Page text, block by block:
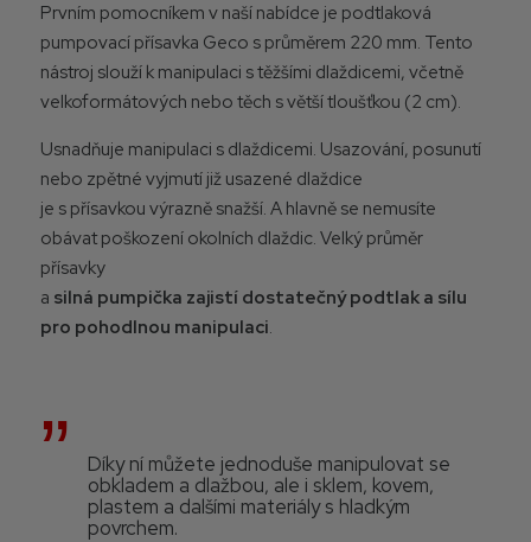
Prvním pomocníkem v naší nabídce je podtlaková
pumpovací přísavka Geco s průměrem 220 mm. Tento
nástroj slouží k manipulaci s těžšími dlaždicemi, včetně
velkoformátových nebo těch s větší tloušťkou (2 cm).
Usnadňuje manipulaci s dlaždicemi. Usazování, posunutí
nebo zpětné vyjmutí již usazené dlaždice
je s přísavkou výrazně snažší. A hlavně se nemusíte
obávat poškození okolních dlaždic. Velký průměr
přísavky
a silná pumpička zajistí dostatečný podtlak a sílu
pro pohodlnou manipulaci.
Díky ní můžete jednoduše manipulovat se
obkladem a dlažbou, ale i sklem, kovem,
plastem a dalšími materiály s hladkým
povrchem.